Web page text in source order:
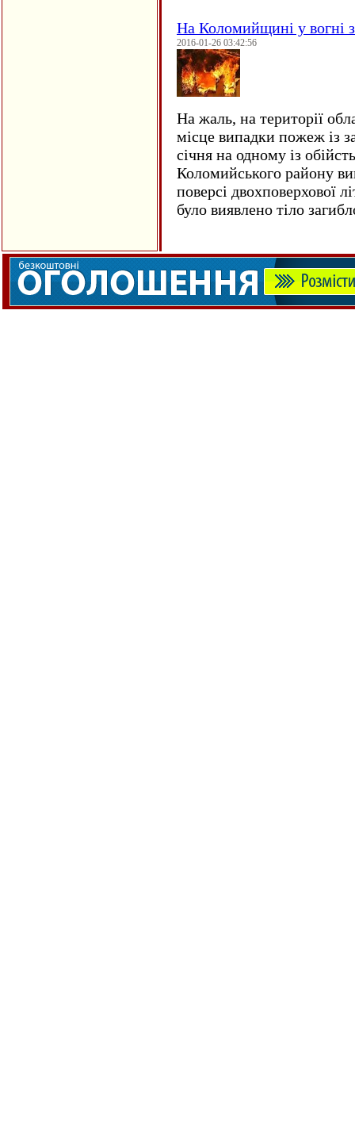
На Коломийщині у вогні
2016-01-26 03:42:56
На жаль, на території
місце випадки пожеж із
січня на одному із
Коломийського району
поверсі двохповерхової
було виявлено тіло